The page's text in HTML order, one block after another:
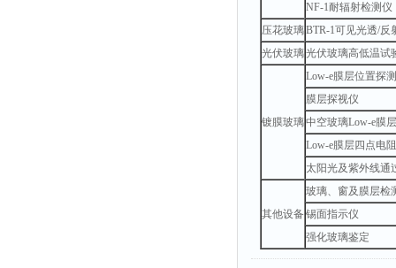
NF-1耐辐射检测仪
压花玻璃BTR-1可见光透/反
光伏玻璃光伏玻璃高低温试
镀膜玻璃
Low-e膜层位置探
膜层探视仪
中空玻璃Low-e膜
Low-e膜层四点电
太阳光及紫外线通
其他设备
玻璃、窗及膜层检
锡面指示仪
强化玻璃鉴定